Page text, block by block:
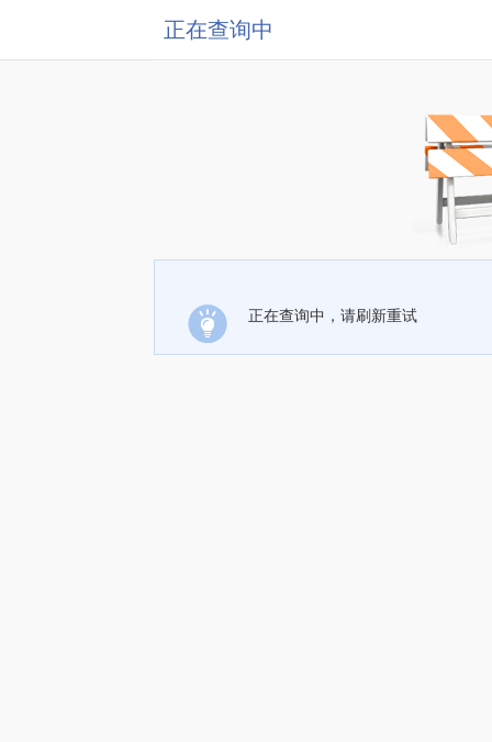
正在查询中
正在查询中，请刷新重试